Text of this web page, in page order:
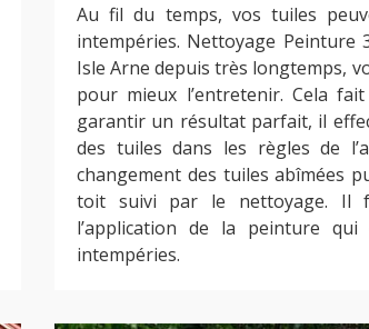
Au fil du temps, vos tuiles
intempéries. Nettoyage
Isle Arne depuis très longtemps,
pour mieux l’entretenir. Cela
garantir un résultat parfait, il
des tuiles dans les règles de
changement des tuiles abîmées
toit suivi par le nettoyage. Il
l’application de la peinture
intempéries.